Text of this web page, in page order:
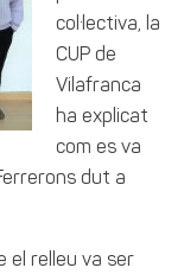
col·lectiva, la
CUP de
Vilafranca
ha explicat
com es va
dut a
el relleu va ser